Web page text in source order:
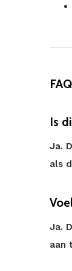
FAQ
Is
Ja.
als
Ja.
aan